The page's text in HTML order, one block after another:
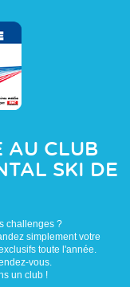
AU CLUB
SKI DE
challenges ?
simplement votre
toute l'année.
vous.
un club !